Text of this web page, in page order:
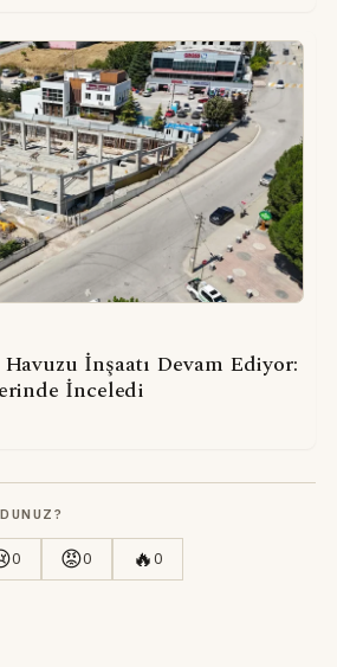
İnşaatı Devam Ediyor:
İnceledi
0 😡0 🔥0